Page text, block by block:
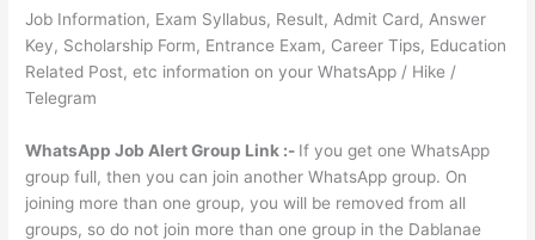
Job Information, Exam Syllabus, Result, Admit Card, Answer
Key, Scholarship Form, Entrance Exam, Career Tips, Education
Related Post, etc information on your WhatsApp / Hike /
Telegram
WhatsApp Job Alert Group Link :- If you get one WhatsApp
group full, then you can join another WhatsApp group. On
joining more than one group, you will be removed from all
groups, so do not join more than one group in the Dablanae